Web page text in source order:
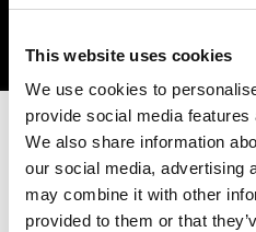
This website uses cookies
We use cookies to
provide social media
We also share information
our social media, advertising
may combine it with other
provided to them or that
Elektrisches
automatischem